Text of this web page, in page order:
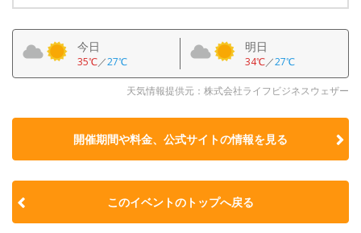
今日
35℃／27℃
明日
34℃／27℃
天気情報提供元：株式会社ライフビジネスウェザー
開催期間や料金、公式サイトの情報を見る
このイベントのトップへ戻る